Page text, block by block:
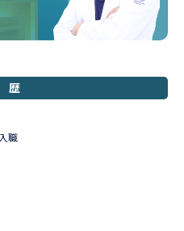
歴
職